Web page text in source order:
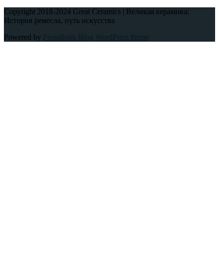
Copyright 2018-2024 Great Ceramics | Великая керамика:
История ремесла, путь искусства
Powered by